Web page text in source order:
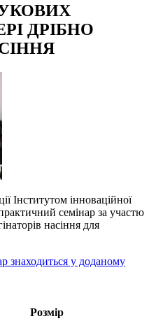
ДРІБНО
Інститутом інноваційної
семінар за участю
насіння для
знаходиться у доданому
Розмір